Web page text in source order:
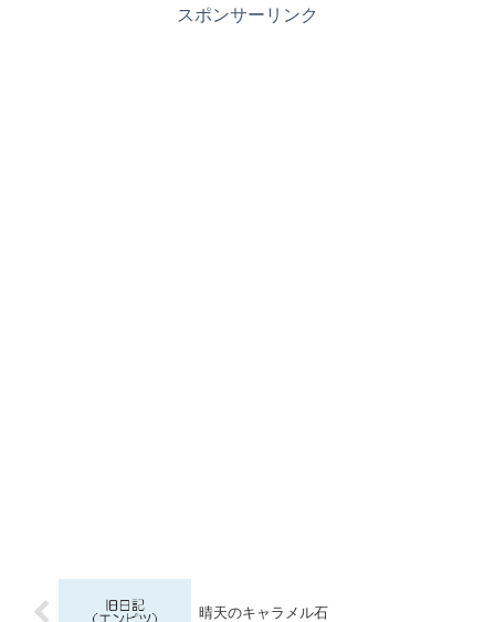
スポンサーリンク
晴天のキャラメル石